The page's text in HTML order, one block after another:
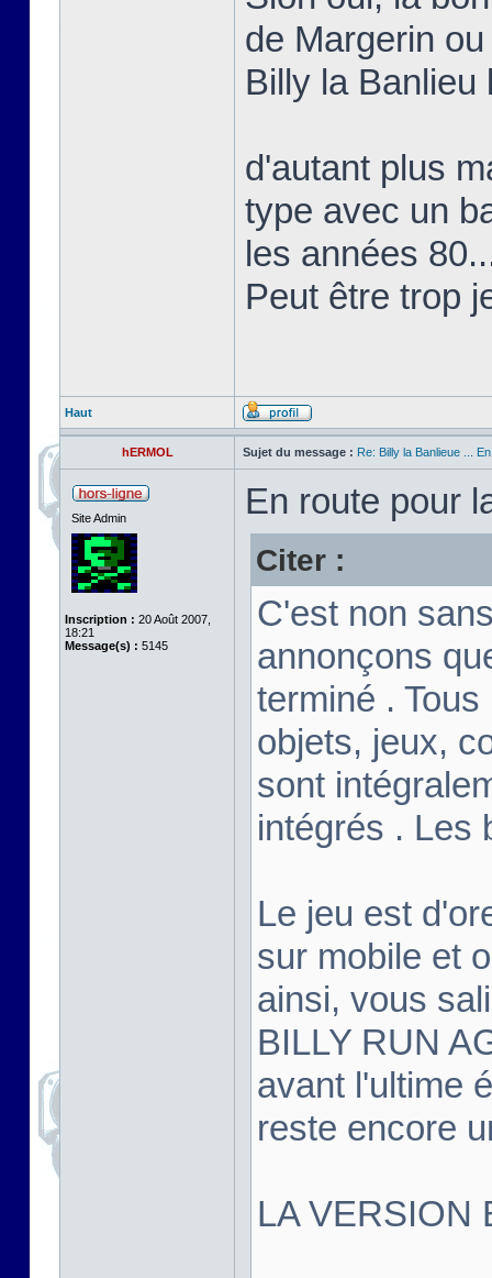
de Margerin
Billy la Banlieu
d'autant plus
type avec un
les années
Peut être trop
Haut
hERMOL Sujet du message : Re: Billy la Banlieue ...
Site Admin
Inscription : 20 Août 2007,
18:21
Message(s) : 5145
En route pour
Citer :
C'est non
annonçons
terminé .
objets, jeux,
sont
intégrés . Les
Le jeu est
sur mobile et
ainsi, vous
BILLY RUN
avant l'ultime
reste encore
LA VERSION